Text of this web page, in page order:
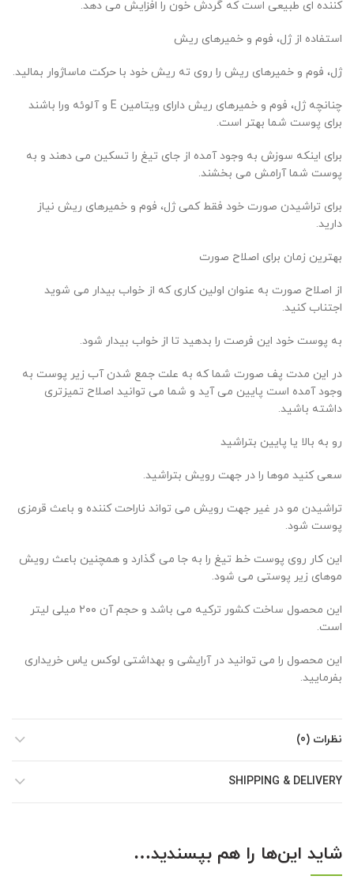
کننده ای طبیعی است که گردش خون را افزایش می دهد.
استفاده از ژل، فوم و خمیرهای ریش
ژل، فوم و خمیرهای ریش را روی ته ریش خود با حرکت ماساژوار بمالید.
چنانچه ژل، فوم و خمیرهای ریش دارای ویتامین E و آلوئه ورا باشند
برای پوست شما بهتر است.
برای اینکه سوزش به وجود آمده از جای تیغ را تسکین می دهند و به
پوست شما آرامش می بخشند.
برای تراشیدن صورت خود فقط کمی ژل، فوم و خمیرهای ریش نیاز
دارید.
بهترین زمان برای اصلاح صورت
از اصلاح صورت به عنوان اولین کاری که از خواب بیدار می شوید
اجتناب کنید.
به پوست خود این فرصت را بدهید تا از خواب بیدار شود.
در این مدت پف صورت شما که به علت جمع شدن آب زیر پوست به
وجود آمده است پایین می آید و شما می توانید اصلاح تمیزتری
داشته باشید.
رو به بالا یا پایین بتراشید
سعی کنید موها را در جهت رویش بتراشید.
تراشیدن مو در غیر جهت رویش می تواند ناراحت کننده و باعث قرمزی
پوست شود.
این کار روی پوست خط تیغ را به جا می گذارد و همچنین باعث رویش
موهای زیر پوستی می شود.
این محصول ساخت کشور ترکیه می باشد و حجم آن ۲۰۰ میلی لیتر
است.
این محصول را می توانید در آرایشی و بهداشتی لوکس یاس خریداری
بفرمایید.
نظرات (0)
SHIPPING & DELIVERY
شاید این‌ها را هم بپسندید…